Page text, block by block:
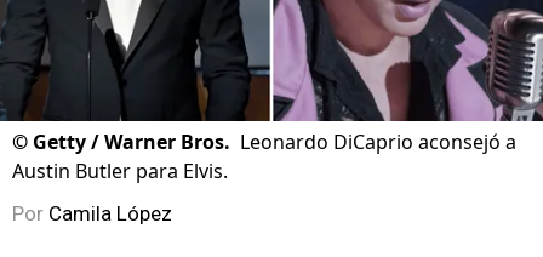
© Getty / Warner Bros. Leonardo DiCaprio aconsejó a
Austin Butler para Elvis.
Por Camila López